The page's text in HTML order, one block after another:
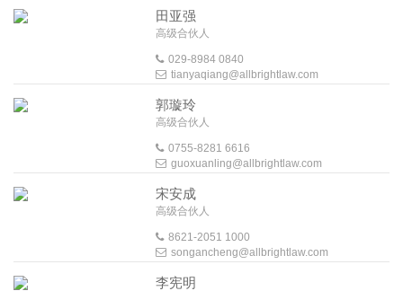
田亚强
高级合伙人
029-8984 0840
tianyaqiang@allbrightlaw.com
郭璇玲
高级合伙人
0755-8281 6616
guoxuanling@allbrightlaw.com
宋安成
高级合伙人
8621-2051 1000
songancheng@allbrightlaw.com
李宪明